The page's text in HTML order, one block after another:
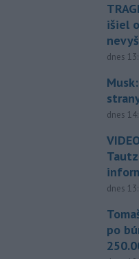
išiel
dnes
dnes
dnes
po